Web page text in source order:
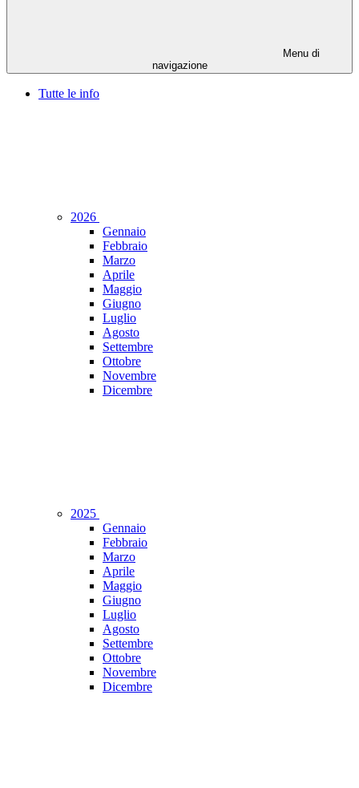
Menu di
navigazione
Tutte le info
2026
Gennaio
Febbraio
Marzo
Aprile
Maggio
Giugno
Luglio
Agosto
Settembre
Ottobre
Novembre
Dicembre
2025
Gennaio
Febbraio
Marzo
Aprile
Maggio
Giugno
Luglio
Agosto
Settembre
Ottobre
Novembre
Dicembre